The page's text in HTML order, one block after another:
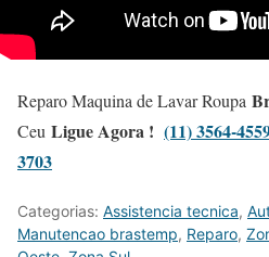
Reparo Maquina de Lavar Roupa
Ceu Ligue Agora ! (11) 3564-
3703
Categorias: Assistencia tecnica,
Manutencao brastemp, Reparo,